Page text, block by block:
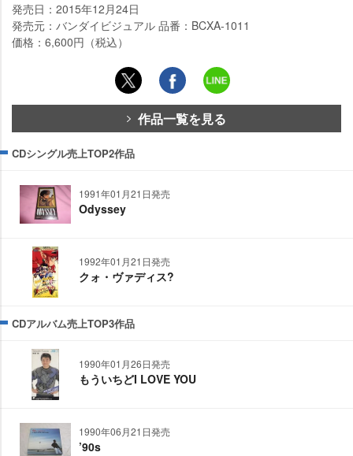
発売日：2015年12月24日
発売元：バンダイビジュアル 品番：BCXA-1011
価格：6,600円（税込）
作品一覧を見る
CDシングル売上TOP2作品
1991年01月21日発売
Odyssey
1992年01月21日発売
クォ・ヴァディス?
CDアルバム売上TOP3作品
1990年01月26日発売
もういちどI LOVE YOU
1990年06月21日発売
’90s